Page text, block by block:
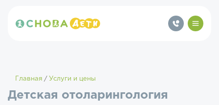
Главная Услуги и цены
Детская отоларингология